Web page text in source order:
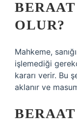
OLUR?
Mahkeme,
işlemediği
kararı verir. Bu
aklanır ve